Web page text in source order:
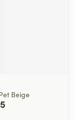
Beige